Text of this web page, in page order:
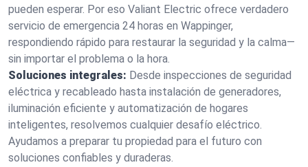
pueden esperar. Por eso Valiant Electric ofrece verdadero
servicio de emergencia 24 horas en Wappinger,
respondiendo rápido para restaurar la seguridad y la calma—
sin importar el problema o la hora.
Soluciones integrales: Desde inspecciones de seguridad
eléctrica y recableado hasta instalación de generadores,
iluminación eficiente y automatización de hogares
inteligentes, resolvemos cualquier desafío eléctrico.
Ayudamos a preparar tu propiedad para el futuro con
soluciones confiables y duraderas.